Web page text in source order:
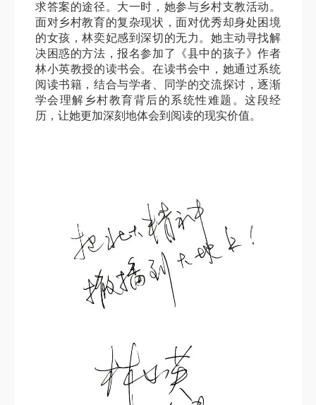
求答案的途径。大一时，她参与乡村支教活动。
面对乡村教育的复杂现状，面对优秀却身处困境
的女孩，林奕妃感到深切的无力。她主动寻找解
决困惑的方法，报名参加了《县中的孩子》作者
林小英教授的读书会。在读书会中，她通过系统
阅读书籍，结合与学者、同学的交流探讨，逐渐
学会理解乡村教育背后的系统性难题。这段经
历，让她更加深刻地体会到阅读的现实价值。